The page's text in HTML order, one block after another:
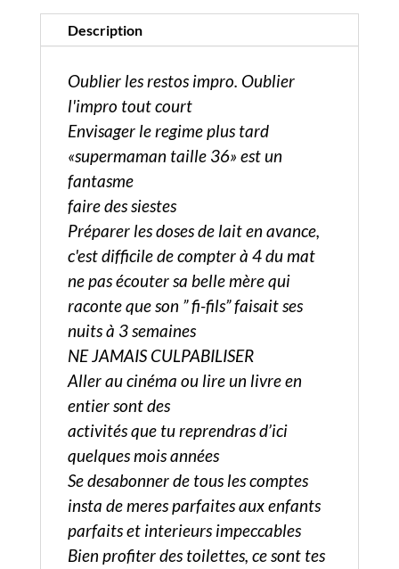
Description
Oublier les restos impro. Oublier
l'impro tout court
Envisager le regime plus tard
«supermaman taille 36» est un
fantasme
faire des siestes
Préparer les doses de lait en avance,
c'est difficile de compter à 4 du mat
ne pas écouter sa belle mère qui
raconte que son ” fi-fils” faisait ses
nuits à 3 semaines
NE JAMAIS CULPABILISER
Aller au cinéma ou lire un livre en
entier sont des
activités que tu reprendras d’ici
quelques mois années
Se desabonner de tous les comptes
insta de meres parfaites aux enfants
parfaits et interieurs impeccables
Bien profiter des toilettes, ce sont tes